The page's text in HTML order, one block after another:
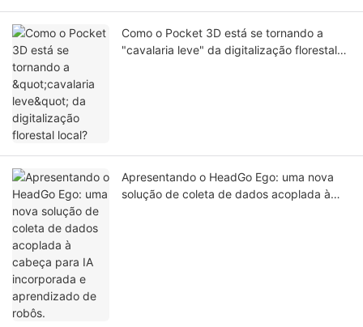
Como o Pocket 3D está se tornando a
"cavalaria leve" da digitalização florestal
Apresentando o HeadGo Ego: uma nova
solução de coleta de dados acoplada à